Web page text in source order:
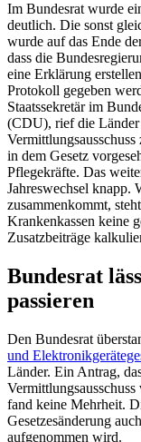
Im Bundesrat wurde
deutlich. Die sonst
wurde auf das Ende
dass die
eine Erklärung
Protokoll gegeben
Staatssekretär im
(CDU), rief die
in dem Gesetz
Pflegekräfte. Das
Jahreswechsel knapp.
zusammenkommt,
Krankenkassen keine
Zusatzbeiträge
Bundesrat
passieren
Den Bundesrat
und
Länder. Ein Antrag,
fand keine Mehrheit.
Gesetzesänderung
aufgenommen wird.